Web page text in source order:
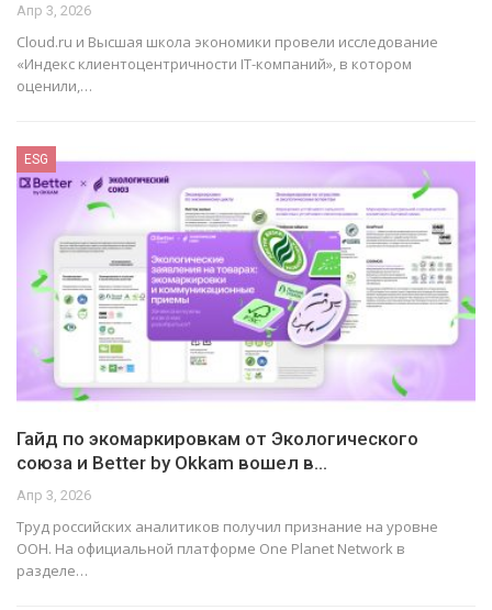
Апр 3, 2026
Cloud.ru и Высшая школа экономики провели исследование
«Индекс клиентоцентричности IT-компаний», в котором
оценили,…
ESG
Гайд по экомаркировкам от Экологического
союза и Better by Okkam вошел в…
Апр 3, 2026
Труд российских аналитиков получил признание на уровне
ООН. На официальной платформе One Planet Network в
разделе…